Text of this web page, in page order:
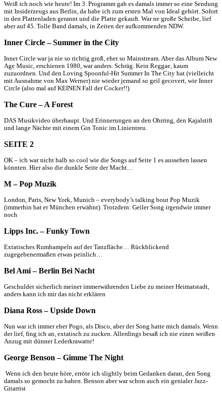
Weiß ich noch wie heute! Im 3. Programm gab es damals immer so eine Sendung
mit Insiderzeugs aus Berlin, da habe ich zum ersten Mal von Ideal gehört. Sofort
in den Plattenladen gerannt und die Platte gekauft. War ne große Scheibe, lief
aber auf 45. Tolle Band damals, in Zeiten der aufkommenden NDW.
Inner Circle – Summer in the City
Inner Circle war ja nie so richtig groß, eher so Mainstream. Aber das Album New
Age Music, erschienen 1980, war anders. Schräg. Kein Reggae, kaum
zuzuordnen. Und den Loving Spoonful-Hit Summer In The City hat (vielleicht
mit Ausnahme von Max Werner) nie wieder jemand so geil gecovert, wie Inner
Circle (also mal auf KEINEN Fall der Cocker!!)
The Cure – A Forest
DAS Musikvideo überhaupt. Und Erinnerungen an den Ohrring, den Kajalstift
und lange Nächte mit einem Gin Tonic im Linientreu.
SEITE 2
OK – ich war nicht halb so cool wie die Songs auf Seite 1 es aussehen lassen
könnten. Hier also die dunkle Seite der Macht…
M – Pop Muzik
London, Paris, New York, Munich – everybody’s talking bout Pop Muzik
(immerhin hat er München erwähnt). Trotzdem: Geiler Song irgendwie immer
noch
Lipps Inc. – Funky Town
Extatisches Rumhampeln auf der Tanzfläche… Rückblickend
zugegebenermaßen etwas peinlich…
Bel Ami – Berlin Bei Nacht
Geschuldet sicherlich meiner immerwährenden Liebe zu meiner Heimatstadt,
anders kann ich mir das nicht erklären
Diana Ross – Upside Down
Nun war ich immer eher Pogo, als Disco, aber der Song hatte mich damals. Wenn
der lief, fing ich an, extatisch zu zucken. Allerdings besaß ich nie einen weißen
Anzug mit dünner Lederkrawatte!
George Benson – Gimme The Night
Wenn ich den heute höre, erröte ich slightly beim Gedanken daran, den Song
damals so gemocht zu haben. Benson aber war schon auch ein genialer Jazz-
Gitarrist